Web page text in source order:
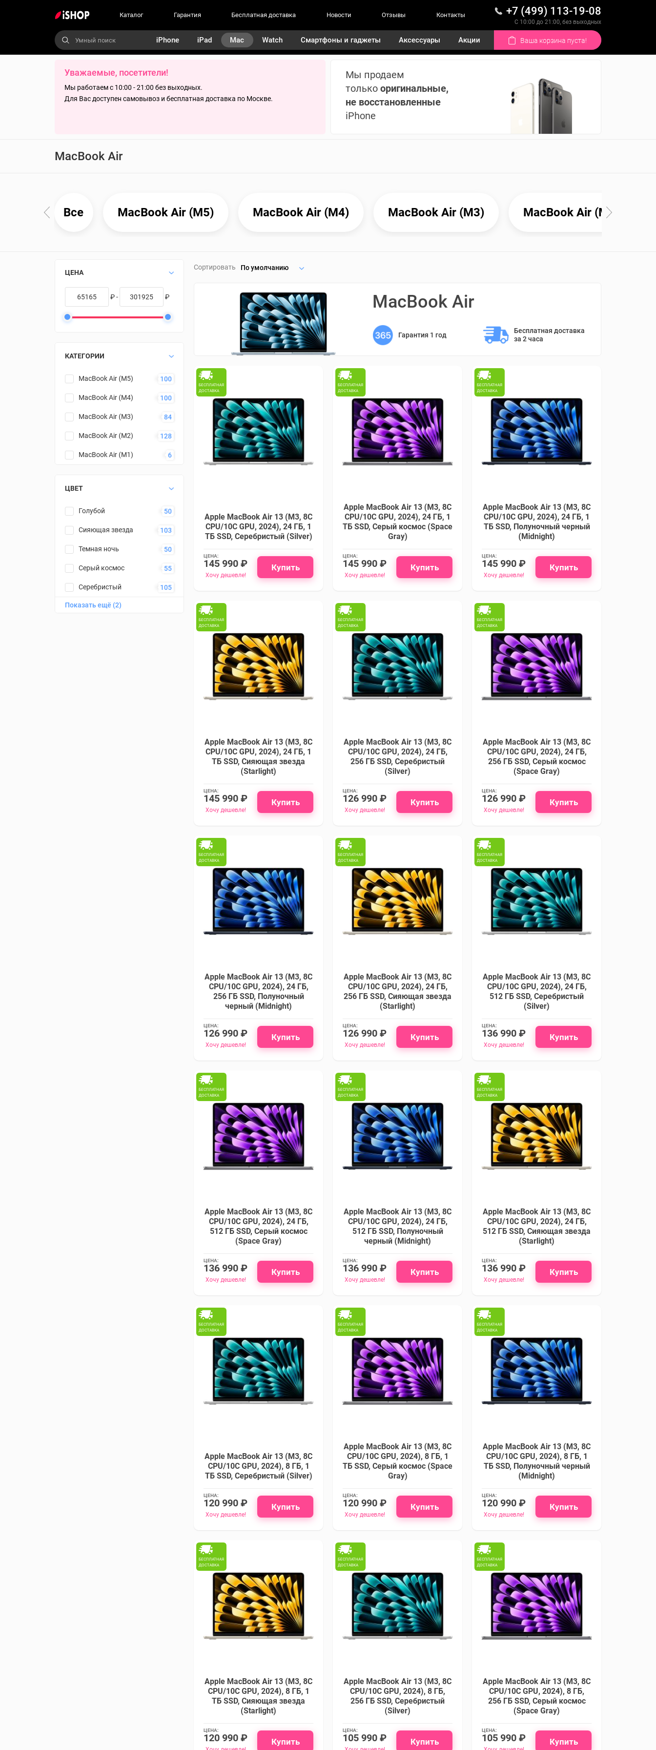
Каталог Гарантия Бесплатная доставка Новости Отзывы Контакты +7 (499) 113-19-08
С 10:00 до 21:00, без выходных
iPhone iPad Mac Watch Смартфоны и гаджеты Аксессуары Акции Ваша корзина пуста!
Уважаемые, посетители!
Мы работаем с 10:00 - 21:00 без выходных.
Для Вас доступен самовывоз и бесплатная доставка по Москве.
Мы продаем
только оригинальные,
не восстановленные
iPhone
MacBook Air
Все MacBook Air (M5) MacBook Air (M4) MacBook Air (M3) MacBook Air (M2)
ЦЕНА
₽ - ₽
КАТЕГОРИИ
MacBook Air (M5) 100
MacBook Air (M4) 100
MacBook Air (M3) 84
MacBook Air (M2) 128
MacBook Air (M1) 6
ЦВЕТ
Голубой 50
Сияющая звезда 103
Темная ночь 50
Серый космос 55
Серебристый 105
Золотой
Показать ещё (2)
Сортировать По умолчанию
MacBook Air
Гарантия 1 год
Бесплатная доставка
за 2 часа
БЕСПЛАТНАЯ
ДОСТАВКА
Apple MacBook Air 13 (M3, 8C
CPU/10C GPU, 2024), 24 ГБ, 1
ТБ SSD, Cеребристый (Silver)
ЦЕНА:
145 990 ₽
Хочу дешевле!
Купить
БЕСПЛАТНАЯ
ДОСТАВКА
Apple MacBook Air 13 (M3, 8C
CPU/10C GPU, 2024), 24 ГБ, 1
ТБ SSD, Cерый космос (Space
Gray)
ЦЕНА:
145 990 ₽
Хочу дешевле!
Купить
БЕСПЛАТНАЯ
ДОСТАВКА
Apple MacBook Air 13 (M3, 8C
CPU/10C GPU, 2024), 24 ГБ, 1
ТБ SSD, Полуночный черный
(Midnight)
ЦЕНА:
145 990 ₽
Хочу дешевле!
Купить
БЕСПЛАТНАЯ
ДОСТАВКА
Apple MacBook Air 13 (M3, 8C
CPU/10C GPU, 2024), 24 ГБ, 1
ТБ SSD, Сияющая звезда
(Starlight)
ЦЕНА:
145 990 ₽
Хочу дешевле!
Купить
БЕСПЛАТНАЯ
ДОСТАВКА
Apple MacBook Air 13 (M3, 8C
CPU/10C GPU, 2024), 24 ГБ,
256 ГБ SSD, Cеребристый
(Silver)
ЦЕНА:
126 990 ₽
Хочу дешевле!
Купить
БЕСПЛАТНАЯ
ДОСТАВКА
Apple MacBook Air 13 (M3, 8C
CPU/10C GPU, 2024), 24 ГБ,
256 ГБ SSD, Cерый космос
(Space Gray)
ЦЕНА:
126 990 ₽
Хочу дешевле!
Купить
БЕСПЛАТНАЯ
ДОСТАВКА
Apple MacBook Air 13 (M3, 8C
CPU/10C GPU, 2024), 24 ГБ,
256 ГБ SSD, Полуночный
черный (Midnight)
ЦЕНА:
126 990 ₽
Хочу дешевле!
Купить
БЕСПЛАТНАЯ
ДОСТАВКА
Apple MacBook Air 13 (M3, 8C
CPU/10C GPU, 2024), 24 ГБ,
256 ГБ SSD, Сияющая звезда
(Starlight)
ЦЕНА:
126 990 ₽
Хочу дешевле!
Купить
БЕСПЛАТНАЯ
ДОСТАВКА
Apple MacBook Air 13 (M3, 8C
CPU/10C GPU, 2024), 24 ГБ,
512 ГБ SSD, Cеребристый
(Silver)
ЦЕНА:
136 990 ₽
Хочу дешевле!
Купить
БЕСПЛАТНАЯ
ДОСТАВКА
Apple MacBook Air 13 (M3, 8C
CPU/10C GPU, 2024), 24 ГБ,
512 ГБ SSD, Cерый космос
(Space Gray)
ЦЕНА:
136 990 ₽
Хочу дешевле!
Купить
БЕСПЛАТНАЯ
ДОСТАВКА
Apple MacBook Air 13 (M3, 8C
CPU/10C GPU, 2024), 24 ГБ,
512 ГБ SSD, Полуночный
черный (Midnight)
ЦЕНА:
136 990 ₽
Хочу дешевле!
Купить
БЕСПЛАТНАЯ
ДОСТАВКА
Apple MacBook Air 13 (M3, 8C
CPU/10C GPU, 2024), 24 ГБ,
512 ГБ SSD, Сияющая звезда
(Starlight)
ЦЕНА:
136 990 ₽
Хочу дешевле!
Купить
БЕСПЛАТНАЯ
ДОСТАВКА
Apple MacBook Air 13 (M3, 8C
CPU/10C GPU, 2024), 8 ГБ, 1
ТБ SSD, Cеребристый (Silver)
ЦЕНА:
120 990 ₽
Хочу дешевле!
Купить
БЕСПЛАТНАЯ
ДОСТАВКА
Apple MacBook Air 13 (M3, 8C
CPU/10C GPU, 2024), 8 ГБ, 1
ТБ SSD, Cерый космос (Space
Gray)
ЦЕНА:
120 990 ₽
Хочу дешевле!
Купить
БЕСПЛАТНАЯ
ДОСТАВКА
Apple MacBook Air 13 (M3, 8C
CPU/10C GPU, 2024), 8 ГБ, 1
ТБ SSD, Полуночный черный
(Midnight)
ЦЕНА:
120 990 ₽
Хочу дешевле!
Купить
БЕСПЛАТНАЯ
ДОСТАВКА
Apple MacBook Air 13 (M3, 8C
CPU/10C GPU, 2024), 8 ГБ, 1
ТБ SSD, Сияющая звезда
(Starlight)
ЦЕНА:
120 990 ₽ Купить
БЕСПЛАТНАЯ
ДОСТАВКА
Apple MacBook Air 13 (M3, 8C
CPU/10C GPU, 2024), 8 ГБ,
256 ГБ SSD, Cеребристый
(Silver)
ЦЕНА:
105 990 ₽ Купить
БЕСПЛАТНАЯ
ДОСТАВКА
Apple MacBook Air 13 (M3, 8C
CPU/10C GPU, 2024), 8 ГБ,
256 ГБ SSD, Cерый космос
(Space Gray)
ЦЕНА:
105 990 ₽ Купить